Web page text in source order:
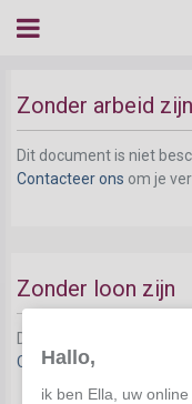
Zonder arbeid zijn
Dit document is niet
Contacteer ons om je
Zonder loon zijn
Dit document is niet
Contacteer ons
Hallo,
ik ben Ella, uw